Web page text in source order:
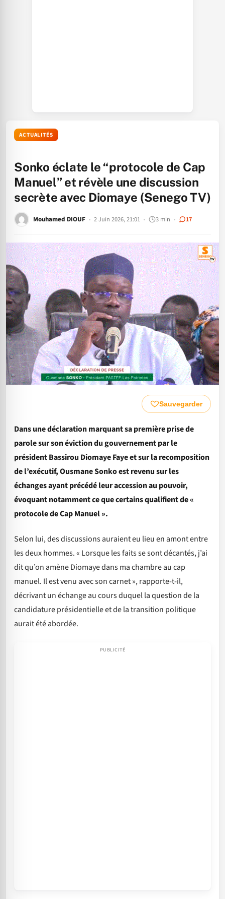
ACTUALITÉS
Sonko éclate le “protocole de Cap
Manuel” et révèle une discussion
secrète avec Diomaye (Senego TV)
Mouhamed DIOUF 2 Juin 2026, 21:01 3 min 17
Sauvegarder
Dans une déclaration marquant sa première prise de
parole sur son éviction du gouvernement par le
président Bassirou Diomaye Faye et sur la recomposition
de l’exécutif, Ousmane Sonko est revenu sur les
échanges ayant précédé leur accession au pouvoir,
évoquant notamment ce que certains qualifient de «
protocole de Cap Manuel ».
Selon lui, des discussions auraient eu lieu en amont entre
les deux hommes. « Lorsque les faits se sont décantés, j’ai
dit qu’on amène Diomaye dans ma chambre au cap
manuel. Il est venu avec son carnet », rapporte-t-il,
décrivant un échange au cours duquel la question de la
candidature présidentielle et de la transition politique
aurait été abordée.